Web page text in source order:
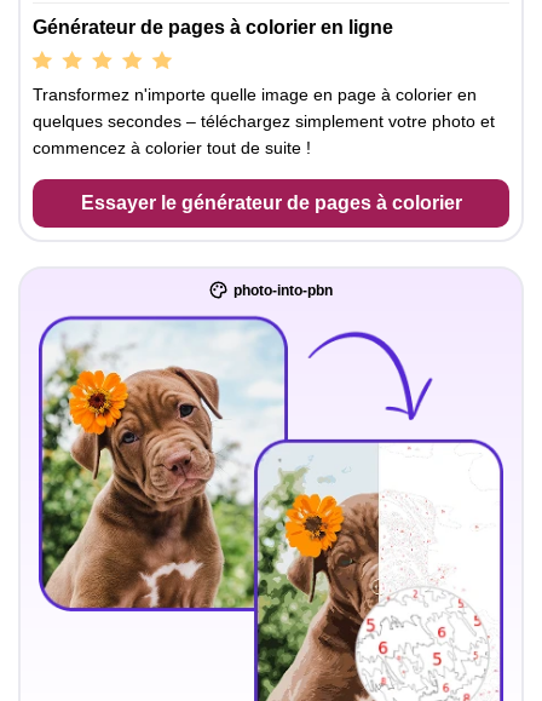
Générateur de pages à colorier en ligne
Transformez n'importe quelle image en page à colorier en
quelques secondes – téléchargez simplement votre photo et
commencez à colorier tout de suite !
Essayer le générateur de pages à colorier
photo-into-pbn